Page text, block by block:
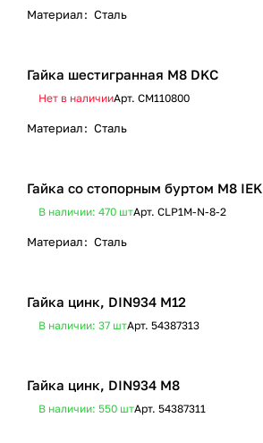
Материал: Сталь
Гайка шестигранная М8 DKC
Нет в наличииАрт. CM110800
Материал: Сталь
Гайка со стопорным буртом М8 IEK
В наличии: 470 штАрт. CLP1M-N-8-2
Материал: Сталь
Гайка цинк, DIN934 М12
В наличии: 37 штАрт. 54387313
Гайка цинк, DIN934 М8
В наличии: 550 штАрт. 54387311